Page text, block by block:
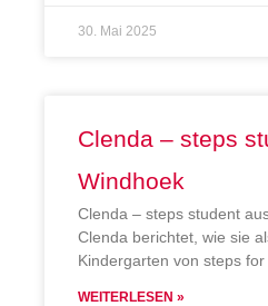
30. Mai 2025
Clenda – steps
Windhoek
Clenda – steps student
Clenda berichtet, wie sie
Kindergarten von steps for
WEITERLESEN »